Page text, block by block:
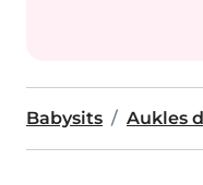
Babysits Aukles